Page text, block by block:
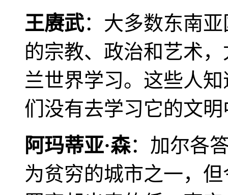
王赓武：大多数东南
的宗教、政治和艺术
兰世界学习。这些人
们没有去学习它的文
阿玛蒂亚·森：加尔各
为贫穷的城市之一，